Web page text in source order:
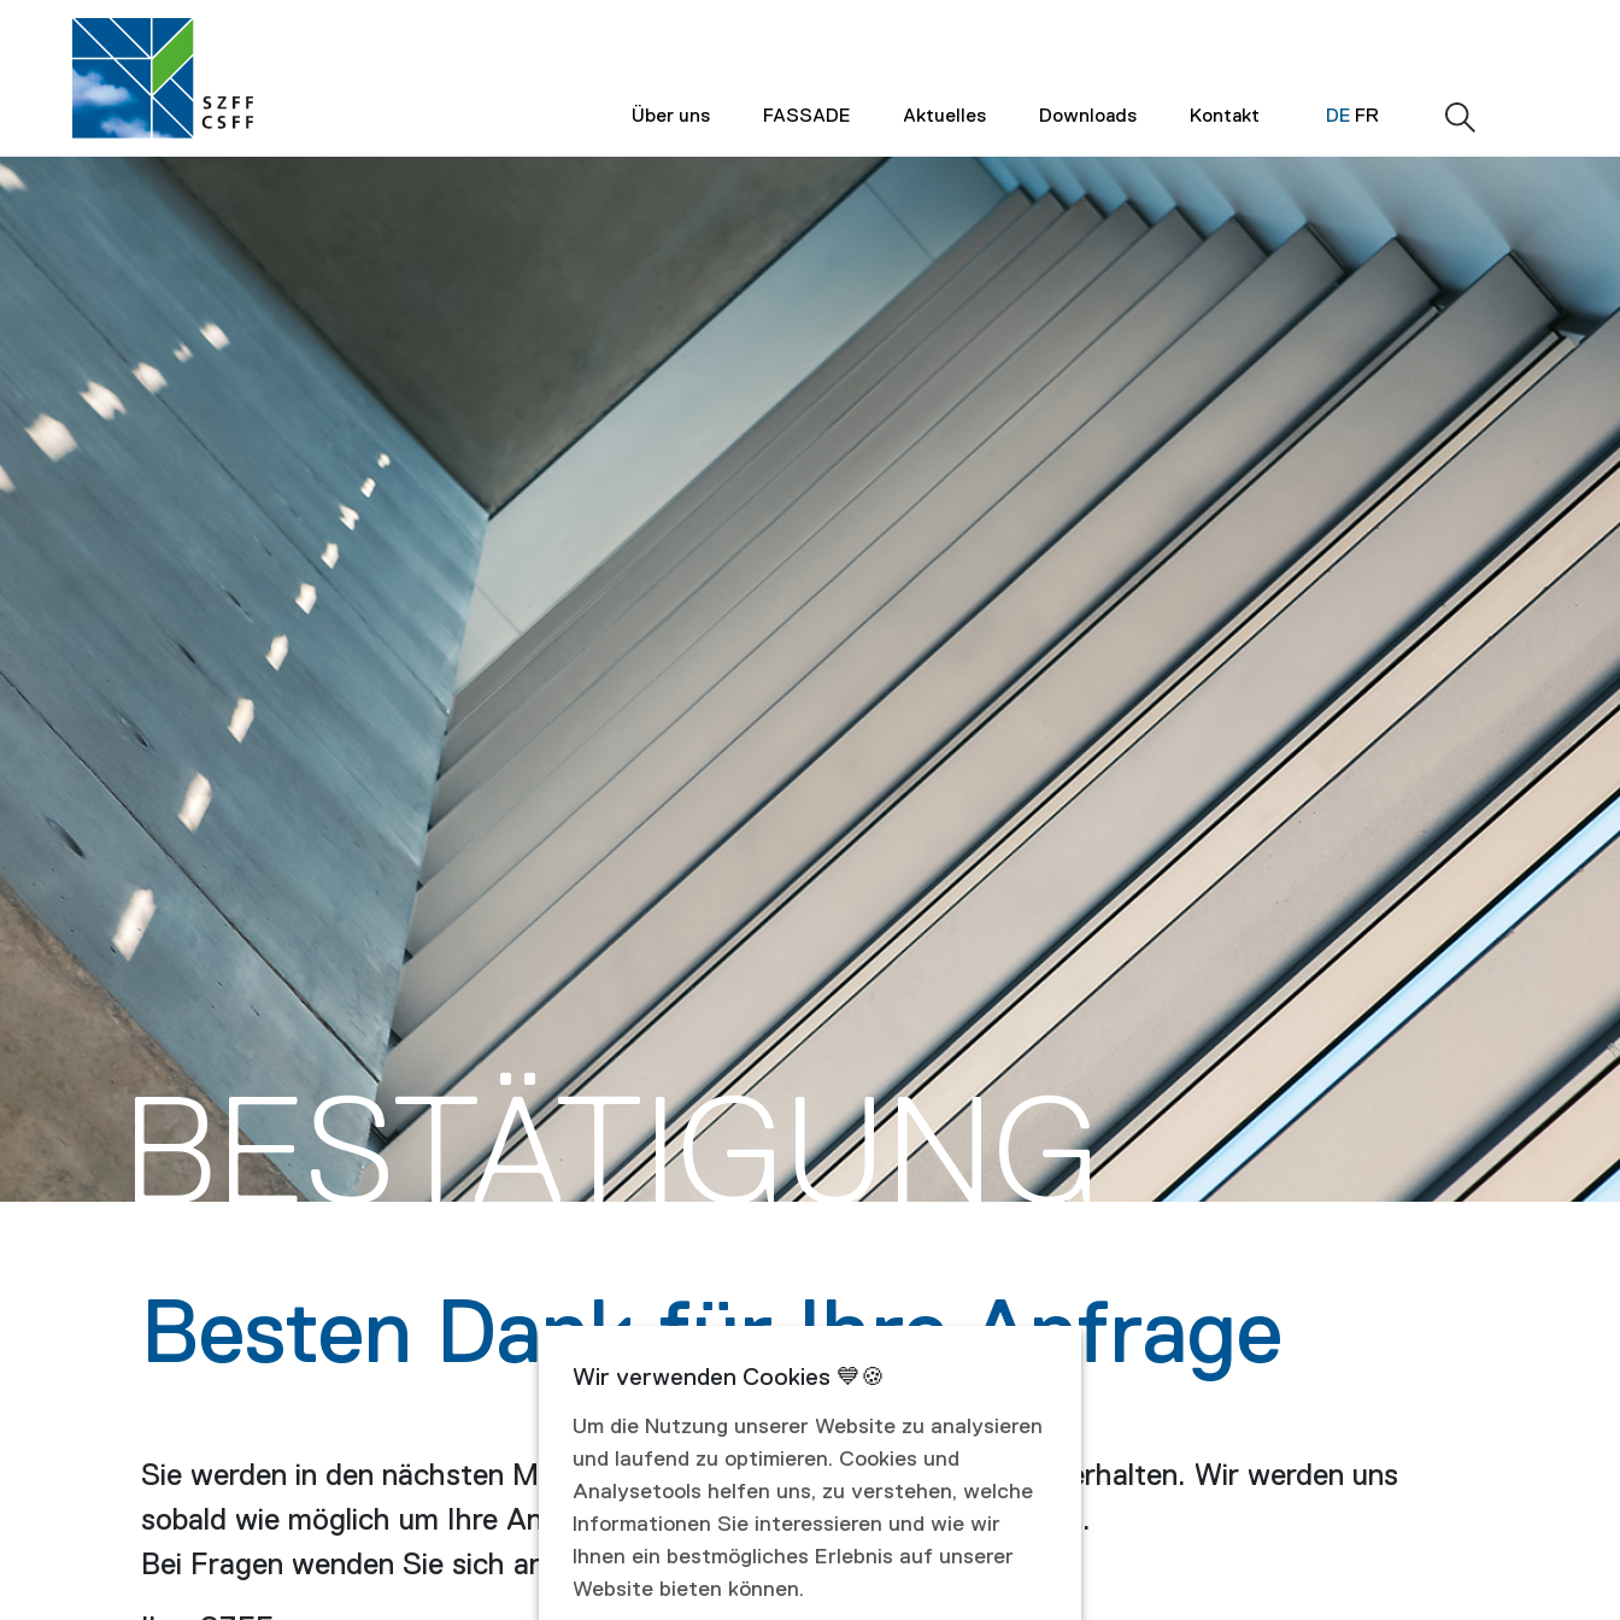
Über uns FASSADE Aktuelles Downloads Kontakt DE FR
BESTÄTIGUNG
Besten Dank für Ihre Anfrage
Sie werden in den nächsten Minuten eine Kopie Ihrer Anfrage per Mail erhalten. Wir werden uns
sobald wie möglich um Ihre Anfrage kümmern und melden uns bei Ihnen.
Bei Fragen wenden Sie sich an
info@szff.ch.
Um die Nutzung unserer Website zu analysieren
und laufend zu optimieren. Cookies und
Analysetools helfen uns, zu verstehen, welche
Informationen Sie interessieren und wie wir
Ihnen ein bestmögliches Erlebnis auf unserer
Website bieten können.